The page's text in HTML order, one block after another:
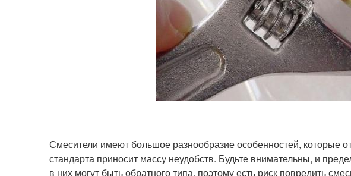
Смесители имеют большое разнообразие особенностей, которые
стандарта приносит массу неудобств. Будьте внимательны, и
в них могут быть обратного типа, поэтому есть риск повредить